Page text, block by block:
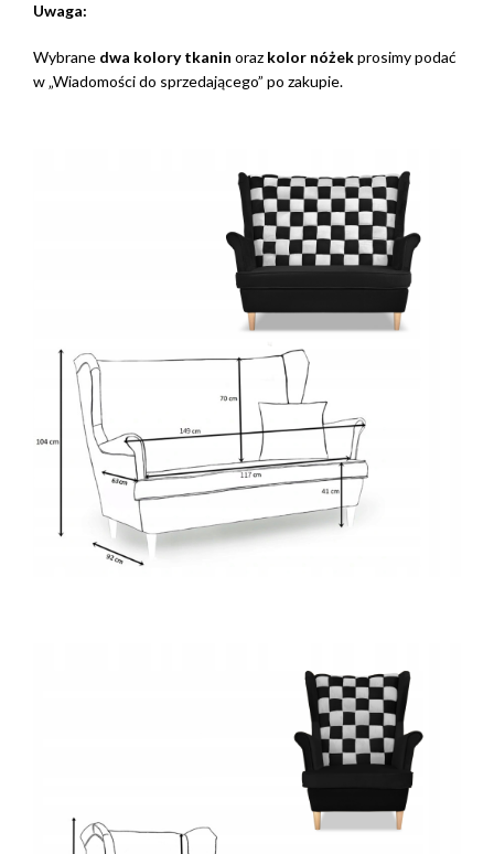
Uwaga:
Wybrane dwa kolory tkanin oraz kolor nóżekprosimy podać
w „Wiadomości do sprzedającego” po zakupie.